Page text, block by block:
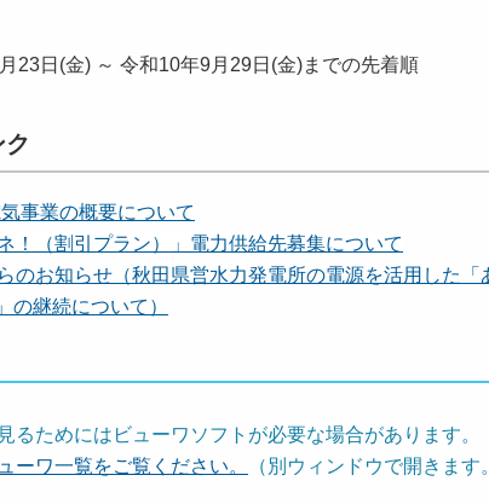
23日(金) ～ 令和10年9月29日(金)までの先着順
事業の概要について
！（割引プラン）」電力供給先募集について
のお知らせ（秋田県営水力発電所の電源を活用した
の継続について）
るためにはビューワソフトが必要な場合があります。
ーワ一覧をご覧ください。
（別ウィンドウで開きます